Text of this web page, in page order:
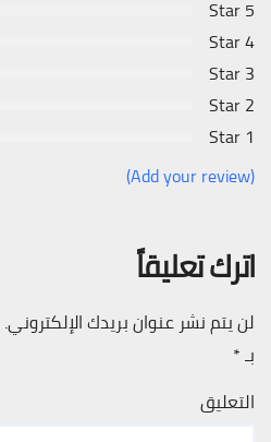
5 Star
4 Star
3 Star
2 Star
1 Star
(Add your review)
اترك تعليقاً
لن يتم نشر عنوان بريدك الإلكتروني.
بـ*
التعليق